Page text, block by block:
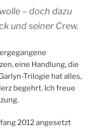
– doch dazu
und seiner Crew.
eine Handlung, die
Trilogie hat alles,
begehrt. Ich freue
2012 angesetzt